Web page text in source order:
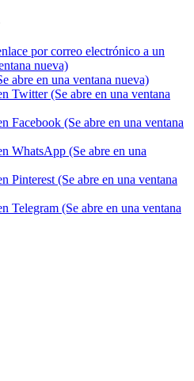
por correo electrónico a un
nueva)
abre en una ventana nueva)
Twitter (Se abre en una ventana
Facebook (Se abre en una ventana
WhatsApp (Se abre en una
Pinterest (Se abre en una ventana
Telegram (Se abre en una ventana